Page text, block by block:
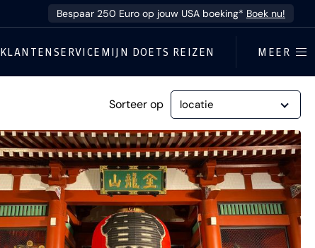
Bespaar 250 Euro op jouw USA boeking* Boek nu!
KLANTENSERVICE MIJN DOETS REIZEN MEER
Sorteer op